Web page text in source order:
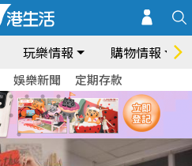
玩樂情報 購物情報
娛樂新聞 定期存款